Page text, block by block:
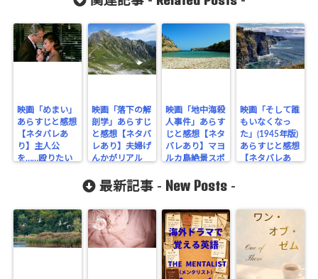
映画「めまい」
あらすじと感想
【ネタバレあ
り】主人公
を……殴りたい
映画「落下の解
剖学」あらすじ
と感想【ネタバ
レあり】夫婦げ
んかがリアル
映画「地中海殺
人事件」あらす
じと感想【ネタ
バレあり】マヨ
ルカ島絶景スポ
映画「そして誰
もいなくなっ
た」(1945年版)
あらすじと感想
【ネタバレあ
最新記事 - New Posts -